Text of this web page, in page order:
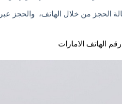
من خلال الهاتف، والحجز عبر
الهاتف الامارات